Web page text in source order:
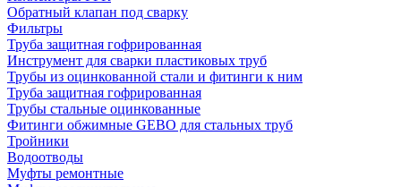
Обратный клапан под сварку
Фильтры
Труба защитная гофрированная
Инструмент для сварки пластиковых труб
Трубы из оцинкованной стали и фитинги к ним
Труба защитная гофрированная
Трубы стальные оцинкованные
Фитинги обжимные GEBO для стальных труб
Тройники
Водоотводы
Муфты ремонтные